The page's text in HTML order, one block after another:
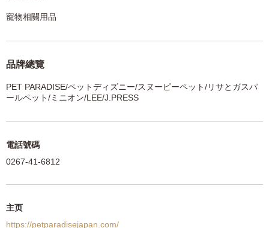
寵物相關用品
品牌總覽
PET PARADISE/ペットディズニー/スヌーピーペット/リサとガスパ
ールペット/ミニオン/LEE/J.PRESS
電話號碼
0267-41-6812
主页
https://petparadisejapan.com/